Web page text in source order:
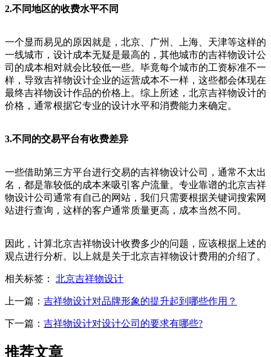
2.不同地区的收费水平不同
一个显而易见的原因就是，北京、广州、上海、天津等这样的
一线城市，设计成本无疑是最高的，其他城市的吉祥物设计公
司的成本相对就会比较低一些。毕竟每个城市的工资标准不一
样，导致吉祥物设计企业的运营成本不一样，这些都会体现在
最终吉祥物设计作品的价格上。综上所述，北京吉祥物设计的
价格，通常根据它专业的设计水平和消费能力来确定。
3.不同的交易平台有收费差异
一些借助第三方平台进行交易的吉祥物设计公司，通常不太出
名，都是靠较低的成本来吸引客户流量。专业靠谱的北京吉祥
物设计公司通常有自己的网站，我们只需要根据关键词搜索网
站进行查询，这样的客户通常质量更高，成本当然不同。
因此，计算北京吉祥物设计收费多少的问题，应该根据上述的
观点进行分析。以上就是关于北京吉祥物设计费用的介绍了。
相关标签： 北京吉祥物设计
上一篇： 吉祥物设计对品牌形象的提升起到哪些作用？
下一篇： 吉祥物设计对设计公司的要求有哪些?
推荐文章